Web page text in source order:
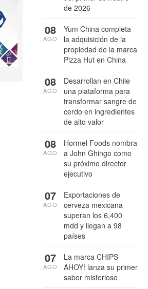
de 2026
Yum China completa
la adquisición de la
propiedad de la marca
Pizza Hut en China
08
AGO
Desarrollan en Chile
una plataforma para
transformar sangre de
cerdo en ingredientes
de alto valor
08
AGO
Hormel Foods nombra
a John Ghingo como
su próximo director
ejecutivo
08
AGO
Exportaciones de
cerveza mexicana
superan los 6,400
mdd y llegan a 98
países
07
AGO
La marca CHIPS
AHOY! lanza su primer
sabor misterioso
07
AGO